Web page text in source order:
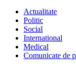
Actualitate
Politic
Social
International
Medical
Comunicate de